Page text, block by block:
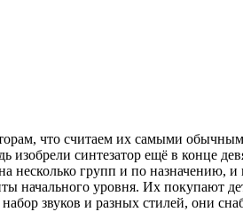
что считаем их самыми
изобрели синтезатор ещё в конце
несколько групп и по назначению, и
начального уровня. Их покупают
звуков и разных стилей, они